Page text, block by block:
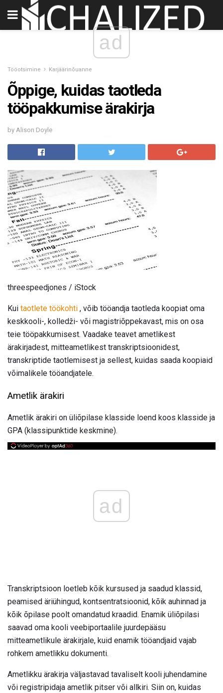
ad
Tööotsimine Karjäärinõuanne
Õppige, kuidas taotleda
tööpakkumise ärakirja
by Alison Doyle
threespeedjones / iStock
Kui taotlete töökohti , võib tööandja taotleda koopiat oma
keskkooli-, kolledži- või magistriõppekavast, mis on osa
teie tööpakkumisest. Vaadake teavet ametlikest
ärakirjadest, mitteametlikest transkriptsioonidest,
transkriptide taotlemisest ja sellest, kuidas saada koopiaid
võimalikele tööandjatele.
Ametlik ärakiri
Ametlik ärakiri on üliõpilase klasside loend koos klasside ja
GPA (klassipunktide keskmine).
ad
Transkriptsioon loetleb kõik kursused ja saadud klassid,
peamised äriühingud, kontsentratsioonid, kõik auhinnad ja
kõik õpilase poolt omandatud kraadid. Enamik üliõpilasi
saavad oma kooli veebiportaalile juurdepääsu
mitteametlikule ärakirjale, kuid enamik tööandjaid vajab
rohkem ametlikku dokumenti.
Ametlikku ärakirja väljastavad tavaliselt kooli juhendamine
või registripidaja ametlik pitser või allkiri. Siin on, kuidas